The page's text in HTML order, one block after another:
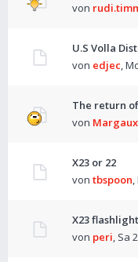
von
U.S Volla
von edjec,
The return
von Margaux
X23 or 22
von tbspoon,
X23 flashlight
von peri, Sa